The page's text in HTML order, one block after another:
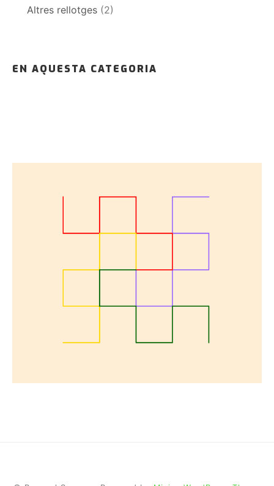
Altres rellotges (2)
EN AQUESTA CATEGORIA